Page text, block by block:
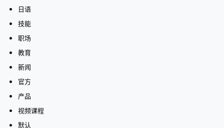
日语
技能
职场
教育
新闻
官方
产品
视频课程
默认